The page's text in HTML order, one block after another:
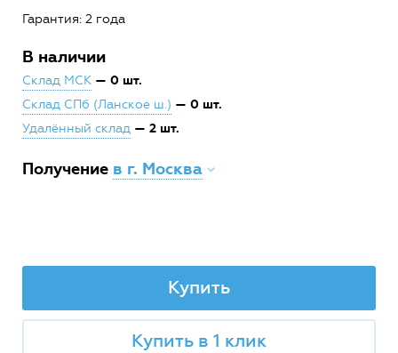
Гарантия: 2 года
В наличии
Склад МСК — 0 шт.
Склад СПб (Ланское ш.) — 0 шт.
Удалённый склад — 2 шт.
Получение в г. Москва
Купить
Купить в 1 клик